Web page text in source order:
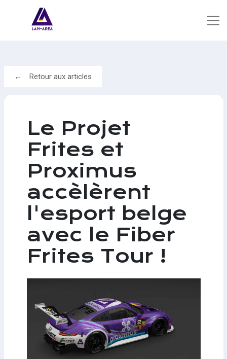
Retour aux articles
Le Projet
Frites et
Proximus
accèlèrent
l'esport belge
avec le Fiber
Frites Tour !